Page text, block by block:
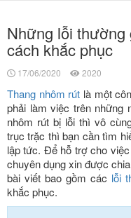
Những lỗi thường
cách khắc phục
17/06/2020 2020
Thang nhôm rút là một
phải làm việc trên những
nhôm rút bị lỗi thì vô
trục trặc thì bạn cần tìm
lập tức. Để hỗ trợ cho
chuyên dụng xin được
bài viết bao gồm các lỗi
khắc phục.